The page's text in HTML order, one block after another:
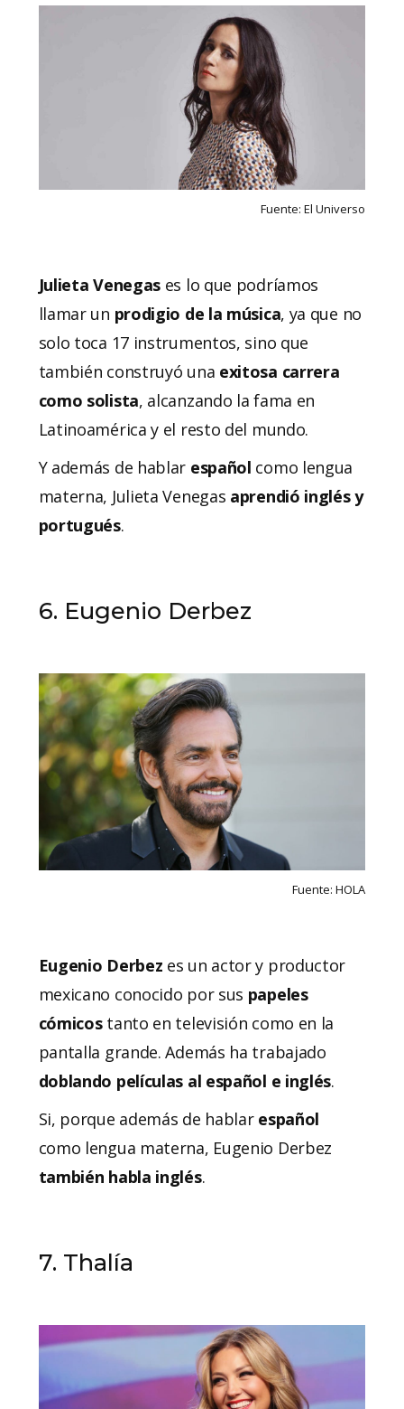
Fuente: El Universo
Julieta Venegas es lo que podríamos
llamar un prodigio de la música, ya que no
solo toca 17 instrumentos, sino que
también construyó una exitosa carrera
como solista, alcanzando la fama en
Latinoamérica y el resto del mundo.
Y además de hablar español como lengua
materna, Julieta Venegas aprendió inglés y
portugués.
6. Eugenio Derbez
Fuente: HOLA
Eugenio Derbez es un actor y productor
mexicano conocido por sus papeles
cómicostanto en televisión como en la
pantalla grande. Además ha trabajado
doblando películas al español e inglés.
Si, porque además de hablar español
como lengua materna, Eugenio Derbez
también habla inglés.
7. Thalía